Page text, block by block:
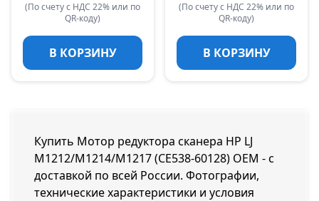
(По счету с НДС 22% или по
QR-коду)
В КОРЗИНУ
(По счету с НДС 22% или по
QR-коду)
В КОРЗИНУ
Купить Мотор редуктора сканера HP LJ
M1212/M1214/M1217 (CE538-60128) OEM - с
доставкой по всей России. Фотографии,
технические характеристики и условия